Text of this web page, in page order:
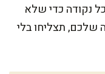
נקודה כדי שלא
שלכם, תצליחו בלי